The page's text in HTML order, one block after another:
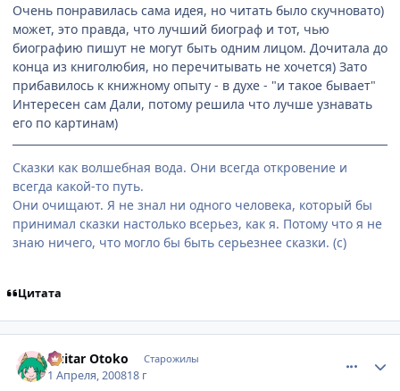
Очень понравилась сама идея, но читать было скучновато)
может, это правда, что лучший биограф и тот, чью
биографию пишут не могут быть одним лицом. Дочитала до
конца из книголюбия, но перечитывать не хочется) Зато
прибавилось к книжному опыту - в духе - "и такое бывает"
Интересен сам Дали, потому решила что лучше узнавать
его по картинам)
Сказки как волшебная вода. Они всегда откровение и
всегда какой-то путь.
Они очищают. Я не знал ни одного человека, который бы
принимал сказки настолько всерьез, как я. Потому что я не
знаю ничего, что могло бы быть серьезнее сказки. (с)
Цитата
Guitar Otoko Старожилы
1 Апреля, 200818 г